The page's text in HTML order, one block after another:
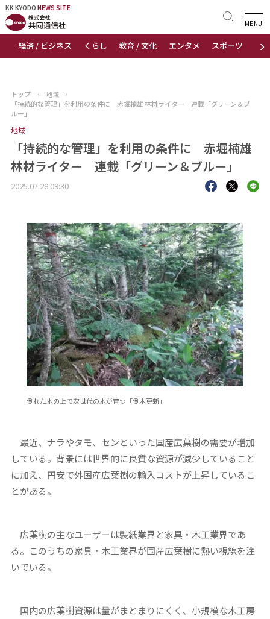
KK KYODO NEWS SITE
›
経済 / ビジネス くらし 教育 / 文化 エンタメ スポーツ 地域
MENU
KK KYODONEWS SITE
トップページ
ニュース
おすすめコンテンツ
出版物
トップ › 地域
›
「持続的な管理」を利用の条件に 赤堀楠雄 林材ライター 連載「グリーン＆ブ
ルー」
地域
「持続的な管理」を利用の条件に 赤堀楠雄
林材ライター 連載「グリーン＆ブルー」
2025.07.28 09:30
倒れた木の上で次世代の木が育つ「倒木更新」
最近、ナラやタモ、センといった国産広葉樹の需要が増加
している。背景には世界的に良質な資源が減少していること
に加え、円安で外国産広葉樹の輸入コストが上昇しているこ
とがある。
広葉樹の主なユーザーは製紙業界と家具・木工業界であ
る。このうちの家具・木工業界が国産広葉樹に熱い視線を注
いでいる。
国内の広葉樹資源は量がまとまりにくく、小規模な木工房